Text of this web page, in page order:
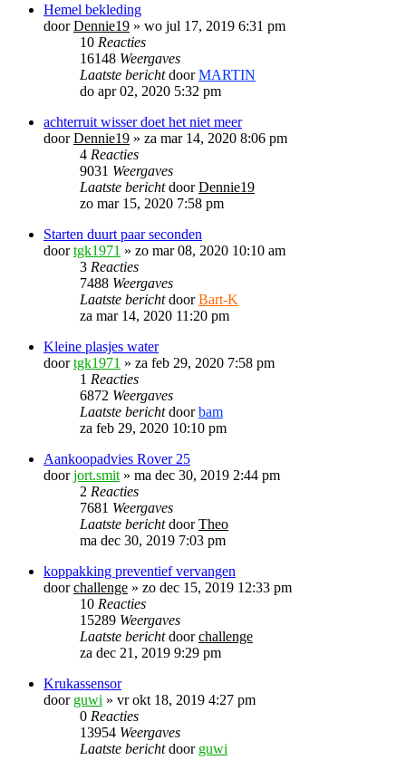
Hemel bekleding
doorDennie19 » wo jul 17, 2019 6:31 pm
10 Reacties
16148 Weergaves
Laatste berichtdoorMARTIN
do apr 02, 2020 5:32 pm
achterruit wisser doet het niet meer
doorDennie19 » za mar 14, 2020 8:06 pm
4 Reacties
9031 Weergaves
Laatste berichtdoorDennie19
zo mar 15, 2020 7:58 pm
Starten duurt paar seconden
doortgk1971 » zo mar 08, 2020 10:10 am
3 Reacties
7488 Weergaves
Laatste berichtdoorBart-K
za mar 14, 2020 11:20 pm
Kleine plasjes water
doortgk1971 » za feb 29, 2020 7:58 pm
1 Reacties
6872 Weergaves
Laatste berichtdoorbam
za feb 29, 2020 10:10 pm
Aankoopadvies Rover 25
doorjort.smit » ma dec 30, 2019 2:44 pm
2 Reacties
7681 Weergaves
Laatste berichtdoorTheo
ma dec 30, 2019 7:03 pm
koppakking preventief vervangen
doorchallenge » zo dec 15, 2019 12:33 pm
10 Reacties
15289 Weergaves
Laatste berichtdoorchallenge
za dec 21, 2019 9:29 pm
Krukassensor
door guwi » vr okt 18, 2019 4:27 pm
0 Reacties
13954 Weergaves
Laatste berichtdoor guwi